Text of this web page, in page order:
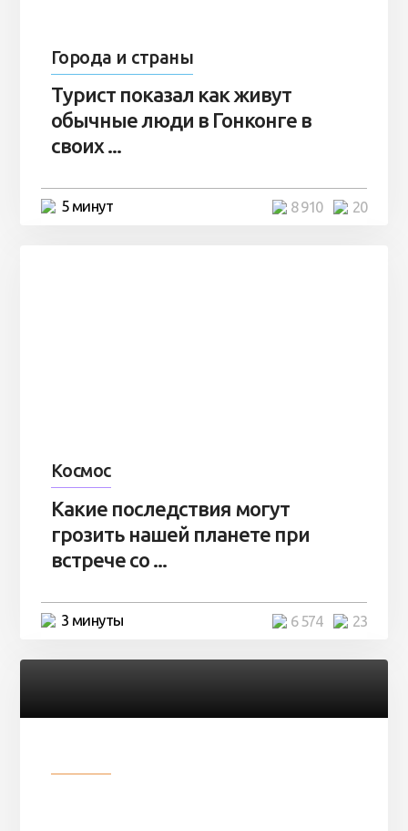
Города и страны
Турист показал как живут
обычные люди в Гонконге в
своих ...
5 минут 20
8 910
Космос
Какие последствия могут
грозить нашей планете при
встрече со ...
3 минуты 23
6 574